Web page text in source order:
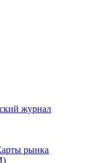
журнал